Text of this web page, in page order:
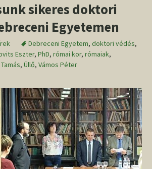
sikeres doktori
Egyetemen
Debreceni Egyetem, doktori védés,
Eszter, PhD, római kor, rómaiak,
, Üllő, Vámos Péter